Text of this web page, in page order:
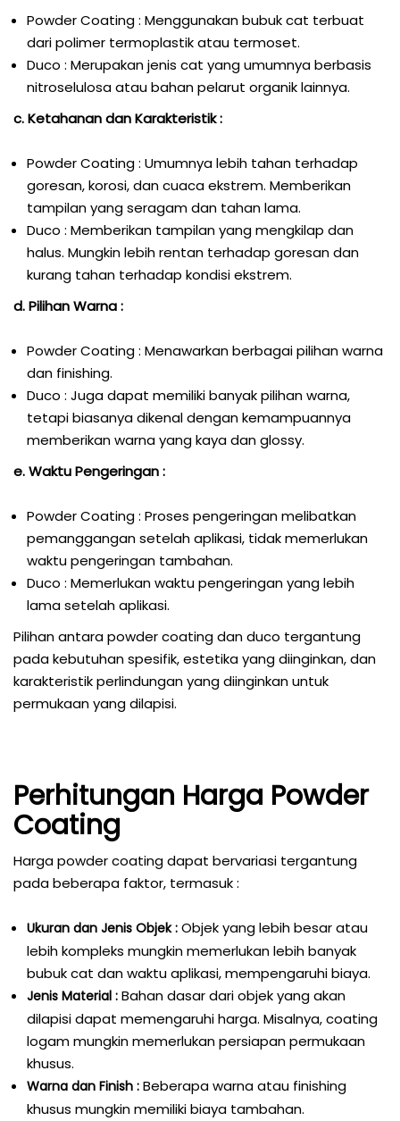
Powder Coating : Menggunakan bubuk cat terbuat
dari polimer termoplastik atau termoset.
Duco : Merupakan jenis cat yang umumnya berbasis
nitroselulosa atau bahan pelarut organik lainnya.
c. Ketahanan dan Karakteristik :
Powder Coating : Umumnya lebih tahan terhadap
goresan, korosi, dan cuaca ekstrem. Memberikan
tampilan yang seragam dan tahan lama.
Duco : Memberikan tampilan yang mengkilap dan
halus. Mungkin lebih rentan terhadap goresan dan
kurang tahan terhadap kondisi ekstrem.
d. Pilihan Warna :
Powder Coating : Menawarkan berbagai pilihan warna
dan finishing.
Duco : Juga dapat memiliki banyak pilihan warna,
tetapi biasanya dikenal dengan kemampuannya
memberikan warna yang kaya dan glossy.
e. Waktu Pengeringan :
Powder Coating : Proses pengeringan melibatkan
pemanggangan setelah aplikasi, tidak memerlukan
waktu pengeringan tambahan.
Duco : Memerlukan waktu pengeringan yang lebih
lama setelah aplikasi.
Pilihan antara powder coating dan duco tergantung
pada kebutuhan spesifik, estetika yang diinginkan, dan
karakteristik perlindungan yang diinginkan untuk
permukaan yang dilapisi.
Perhitungan Harga Powder
Coating
Harga powder coating dapat bervariasi tergantung
pada beberapa faktor, termasuk :
Ukuran dan Jenis Objek : Objek yang lebih besar atau
lebih kompleks mungkin memerlukan lebih banyak
bubuk cat dan waktu aplikasi, mempengaruhi biaya.
Jenis Material : Bahan dasar dari objek yang akan
dilapisi dapat memengaruhi harga. Misalnya, coating
logam mungkin memerlukan persiapan permukaan
khusus.
Warna dan Finish : Beberapa warna atau finishing
khusus mungkin memiliki biaya tambahan.